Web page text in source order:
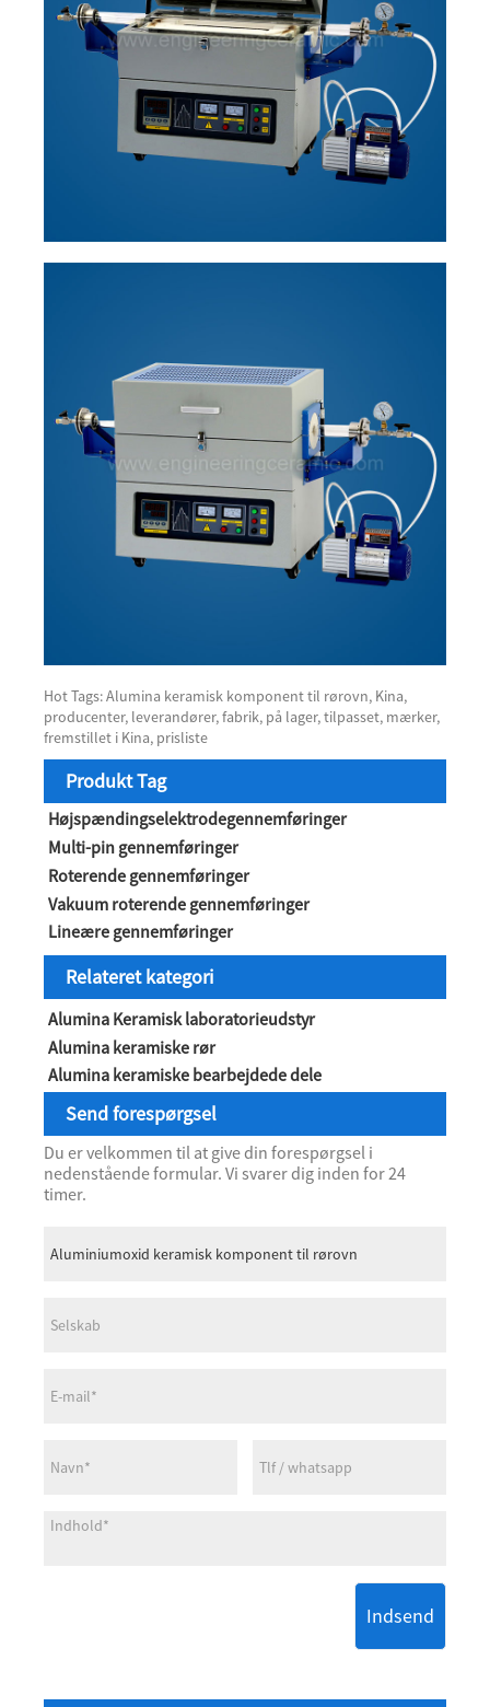
Hot Tags: Alumina keramisk komponent til rørovn, Kina,
producenter, leverandører, fabrik, på lager, tilpasset, mærker,
fremstillet i Kina, prisliste
Produkt Tag
Højspændingselektrodegennemføringer
Multi-pin gennemføringer
Roterende gennemføringer
Vakuum roterende gennemføringer
Lineære gennemføringer
Relateret kategori
Alumina Keramisk laboratorieudstyr
Alumina keramiske rør
Alumina keramiske bearbejdede dele
Send forespørgsel
Du er velkommen til at give din forespørgsel i
nedenstående formular. Vi svarer dig inden for 24
timer.
Indsend